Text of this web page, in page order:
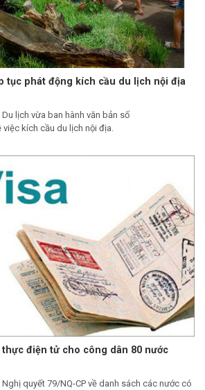
tục phát động kích cầu du lịch nội địa
lịch vừa ban hành văn bản số
việc kích cầu du lịch nội địa.
điện tử cho công dân 80 nước
quyết 79/NQ-CP về danh sách các nước có